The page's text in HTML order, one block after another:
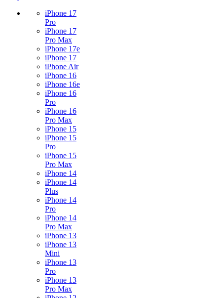
iPhone 17
Pro
iPhone 17
Pro Max
iPhone 17e
iPhone 17
iPhone Air
iPhone 16
iPhone 16e
iPhone 16
Pro
iPhone 16
Pro Max
iPhone 15
iPhone 15
Pro
iPhone 15
Pro Max
iPhone 14
iPhone 14
Plus
iPhone 14
Pro
iPhone 14
Pro Max
iPhone 13
iPhone 13
Mini
iPhone 13
Pro
iPhone 13
Pro Max